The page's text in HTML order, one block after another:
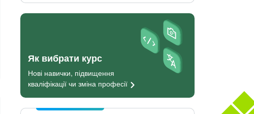
Як вибрати курс
Нові навички, підвищення
кваліфікації чи зміна професії